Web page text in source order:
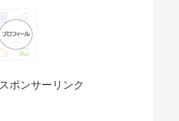
スポンサーリンク